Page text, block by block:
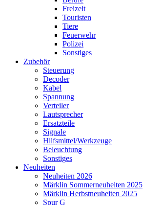
Freizeit
Touristen
Tiere
Feuerwehr
Polizei
Sonstiges
Zubehör
Steuerung
Decoder
Kabel
Spannung
Verteiler
Lautsprecher
Ersatzteile
Signale
Hilfsmittel/Werkzeuge
Beleuchtung
Sonstiges
Neuheiten
Neuheiten 2026
Märklin Sommerneuheiten 2025
Märklin Herbstneuheiten 2025
Spur G